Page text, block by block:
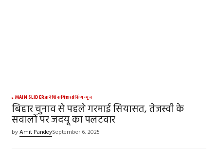
MAIN SLIDERप्रादेशिकबिहारब्रेकिंग न्यूज़
बिहार चुनाव से पहले गरमाई सियासत, तेजस्वी के
सवालों पर जदयू का पलटवार
byAmit PandeySeptember 6, 2025